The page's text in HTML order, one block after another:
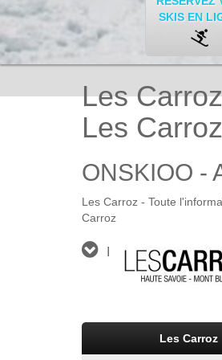
SKIS EN
Les
Les Carroz
ONSKIOO -
Les Carroz - Toute
Carroz
NOS STATIONS
Les Carroz